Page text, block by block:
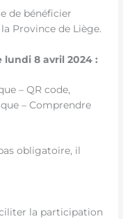
de bénéficier
Province de Liège.
lundi 8 avril 2024 :
– QR code,
– Comprendre
obligatoire, il
la participation